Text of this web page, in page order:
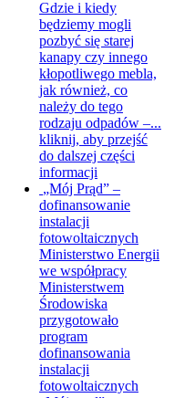
Gdzie i kiedy
będziemy mogli
pozbyć się starej
kanapy czy innego
kłopotliwego mebla,
jak również, co
należy do tego
rodzaju odpadów –...
kliknij, aby przejść
do dalszej części
informacji
„Mój Prąd” –
dofinansowanie
instalacji
fotowoltaicznych
Ministerstwo Energii
we współpracy
Ministerstwem
Środowiska
przygotowało
program
dofinansowania
instalacji
fotowoltaicznych